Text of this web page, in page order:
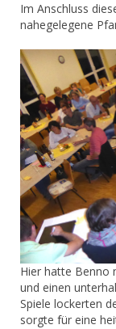
Im Anschluss
nahegelegene
Hier hatte Benno
und einen
Spiele lockerten
sorgte für eine